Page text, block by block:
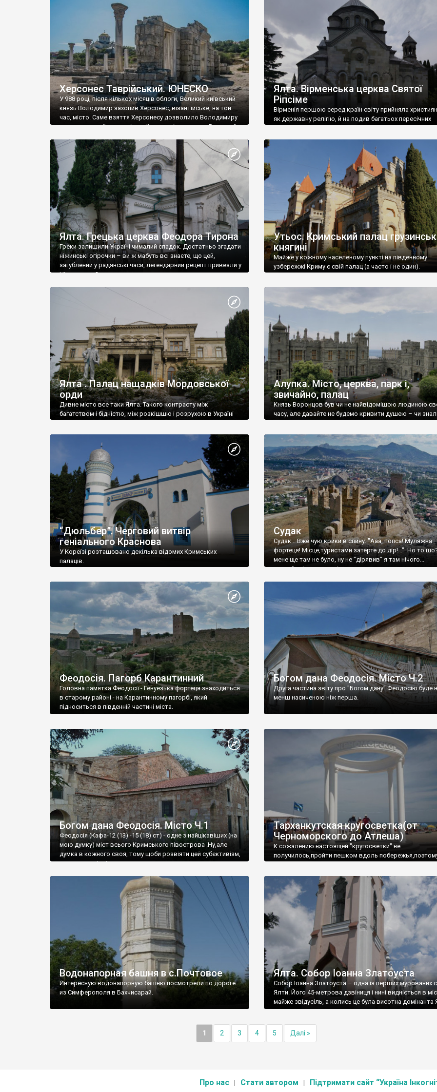
візантійської доби. Раритети викрадені з фондів об’єкту
культурної спадщини ЮНЕСКО «Херсонеса Таврійського».
Офіційно – на виставку «Золото Візантії», але експерти та
влада в Україні вважають це лише […]
називаються «повстяками» (postaki)…” “Вино. Крим
виробляє відмінне вино і його вдосталь: воно все
легке біле і дуже […]
Херсонес Таврійський. ЮНЕСКО
У 988 році, після кількох місяців облоги, Великий київський
князь Володимир захопив Херсонес, візантійське, на той
час, місто. Саме взяття Херсонесу дозволило Володимиру
диктувати свої умови візантійському імператору Василю ІІ,
Херсонесі Володимир-язичник, став Василем-
християнином. А потім було Хрещення Русі. На честь
Херсонесу Таврійського названо місто […]
Ялта. Вірменська церква Святої
Ріпсіме
Вірменія першою серед країн світу прийняла
як державну релігію, й на подив багатьох пересічних
Ялта. Грецька церква Феодора Тирона
Греки залишили Україні чималий спадок. Достатньо згадати
ніжинські огірочки – ви ж мабуть всі знаєте, що цей,
загублений у радянські часи, легендарний рецепт привезли у
Ніжин греки?
Утьос. Кримський палац
княгині
Майже у кожному населеному пункті на південному
узбережжі Криму є свій палац (а часто і не один).
Ялта . Палац нащадків Мордовської
орди
Дивне місто все таки Ялта. Такого контрасту між
багатством і бідністю, між розкішшю і розрухою в Україні
Алупка. Місто, церква, парк і,
звичайно, палац
Князь Воронцов був чи не найвідомішою людиною
часу, але давайте не будемо кривити душею – чи
“Дюльбер”. Черговий витвір
геніального Краснова
У Кореїзі розташовано декілька відомих Кримських
палаців.
Судак
Судак... Вже чую крики в спину: "Ааа, попса! Муляжна
фортеця! Місце,туристами затерте до дір!..." Но то
мене ще там не було, ну не "дірявив" я там нічого...
принаймні до цього літа.
Феодосія. Пагорб Карантинний
Головна памятка Феодосії - Генуезька фортеця знаходиться
в старому районі - на Карантинному пагорбі, який
підноситься в південній частині міста.
Богом дана Феодосія. Місто Ч.2
Друга частина звіту про "Богом дану" Феодосію буде
менш насиченою ніж перша.
Богом дана Феодосія. Місто Ч.1
Феодосія (Кафа-12 (13) -15 (18) ст) - одне з найцікавіших (на
мою думку) міст всього Кримського півострова .Ну,але
думка в кожного своя, тому щоби розвіяти цей субєктивізм,
запрошую відвідати це
Тарханкутская кругосветка(от
Черноморского до Атлеша)
К сожалению настоящей "кругосветки" не
получилось,пройти пешком вдоль
Водонапорная башня в с.Почтовое
Интересную водонапорную башню посмотрели по дороге
из Симферополя в Бахчисарай.
Ялта. Собор Іоанна Златоуста
Собор Іоанна Златоуста – одна із перших мурованих
Ялти. Його 45-метрова дзвіниця і нині видніється в
майже звідусіль, а колись це була висотна домінанта
1 2 3 4 5 Далі »
Про нас Стати автором Підтримати сайт “Україна